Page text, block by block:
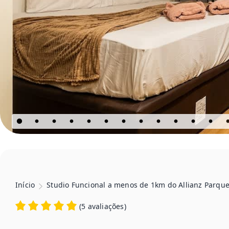
Início Studio Funcional a menos de 1km do Allianz
(5 avaliações)